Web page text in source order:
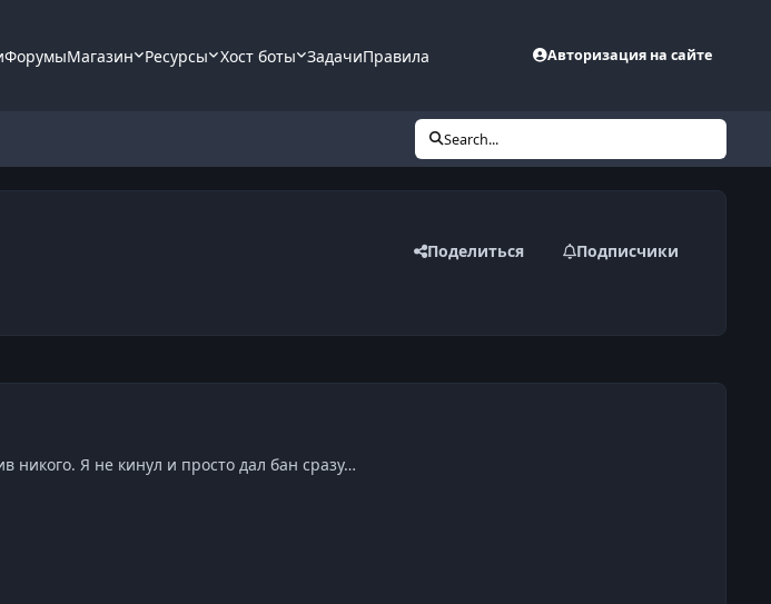
ФорумыМагазин Ресурсы Хост боты ЗадачиПравила Авторизация на сайте
Search...
Поделиться Подписчики
никого. Я не кинул и просто дал бан сразу…